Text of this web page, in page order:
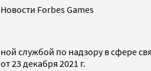
Новости Forbes Games
службой по надзору в сфере
23 декабря 2021 г.